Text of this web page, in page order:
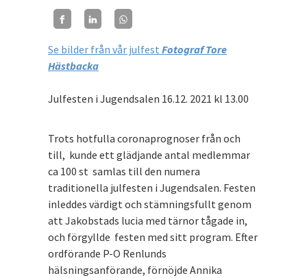
Se bilder från vår julfest Fotograf Tore
Hästbacka
Julfesten i Jugendsalen 16.12. 2021 kl 13.00
Trots hotfulla coronaprognoser från och
till, kunde ett glädjande antal medlemmar
ca 100 st samlas till den numera
traditionella julfesten i Jugendsalen. Festen
inleddes värdigt och stämningsfullt genom
att Jakobstads lucia med tärnor tågade in,
och förgyllde festen med sitt program. Efter
ordförande P-O Renlunds
hälsningsanförande, förnöjde Annika